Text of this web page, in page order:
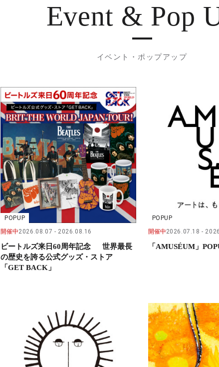
Event & Pop
イベント・ポップアップ
POPUP
開催中2026.08.07 2026.08.16
ビートルズ来日60周年記念 世界最長
の歴史を誇る公式グッズ・ストア
「GET BACK」
POPUP
開催中2026.07.18
「AMUSÉUM」